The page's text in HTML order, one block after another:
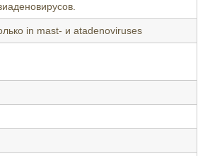
in mast- и atadenoviruses